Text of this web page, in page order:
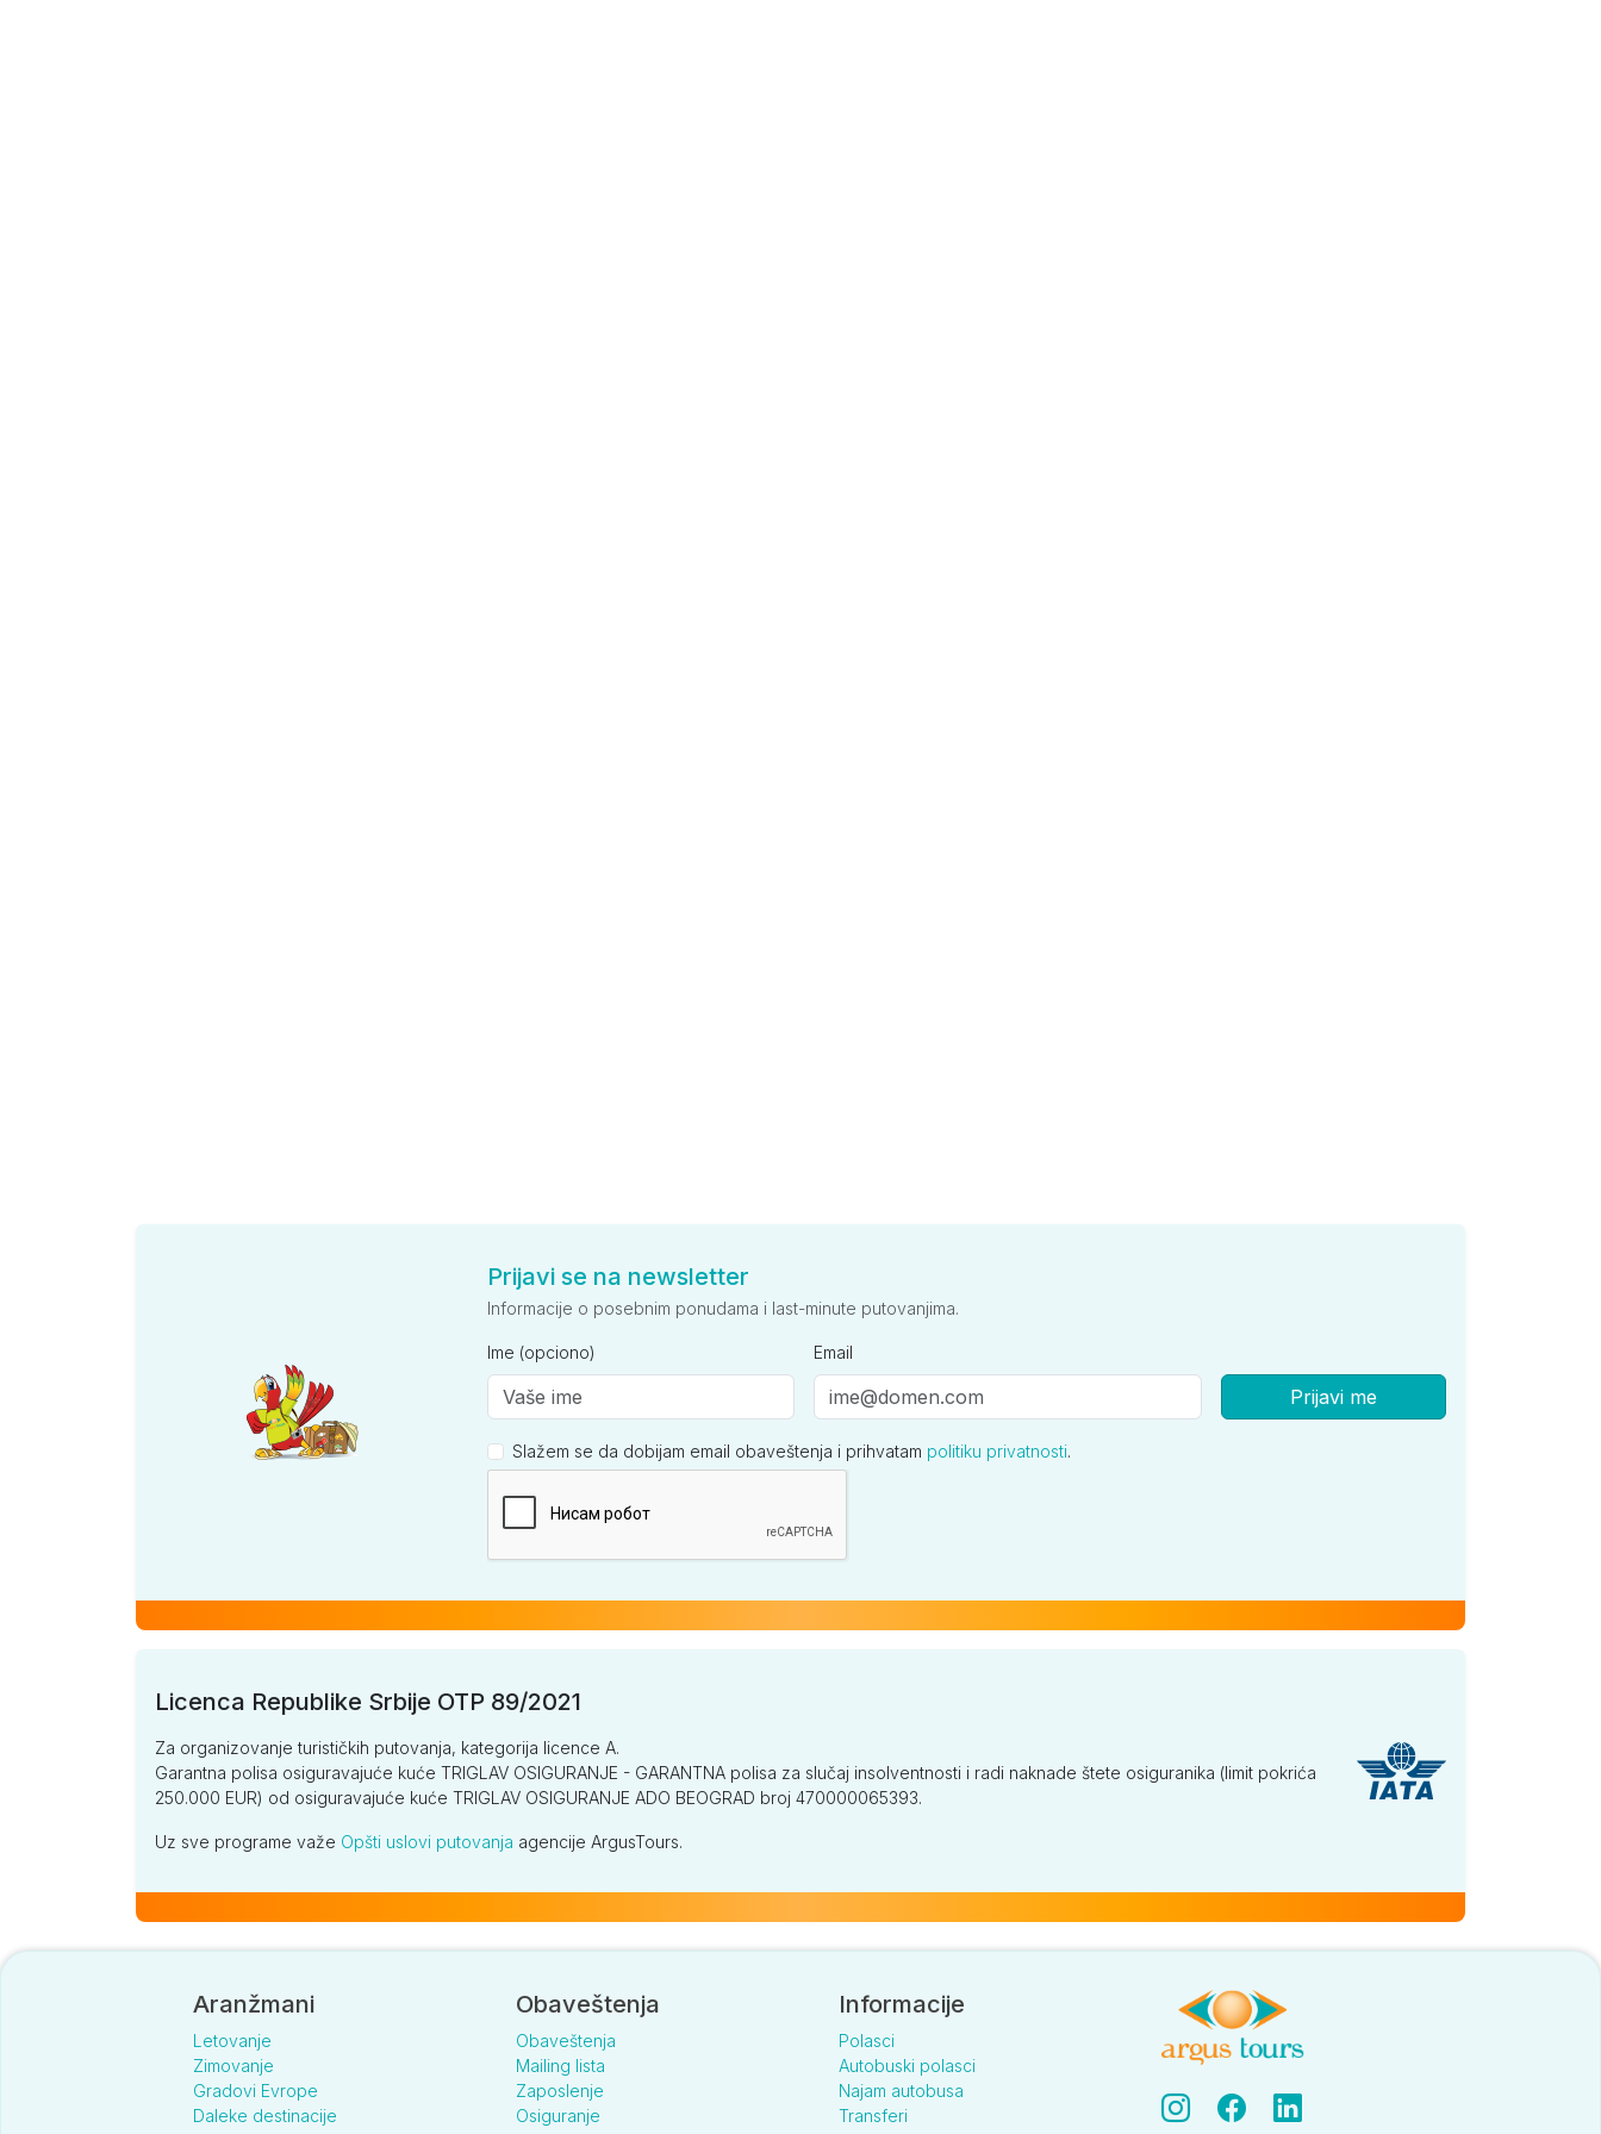
Prijavi se na newsletter
Informacije o posebnim ponudama i last-minute putovanjima.
Ime (opciono) Email
Prijavi me
Slažem se da dobijam email obaveštenja i prihvatam politiku privatnosti.
Licenca Republike Srbije OTP 89/2021
Za organizovanje turističkih putovanja, kategorija licence A.
Garantna polisa osiguravajuće kuće TRIGLAV OSIGURANJE - GARANTNA polisa za slučaj insolventnosti i radi naknade štete osiguranika (limit pokrića
250.000 EUR) od osiguravajuće kuće TRIGLAV OSIGURANJE ADO BEOGRAD broj 470000065393.
Uz sve programe važe Opšti uslovi putovanja agencije ArgusTours.
Aranžmani
Letovanje
Zimovanje
Gradovi Evrope
Daleke destinacije
Obaveštenja
Obaveštenja
Mailing lista
Zaposlenje
Osiguranje
Informacije
Polasci
Autobuski polasci
Najam autobusa
Transferi